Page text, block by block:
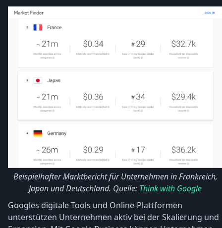
Beispielhafter Marktbericht für Unternehmen in Frankreich,
Japan und Deutschland. Quelle: Think with Google
Googles digitale Tools und Online-Plattformen
unterstützen Unternehmen aktiv bei der Skalierung und